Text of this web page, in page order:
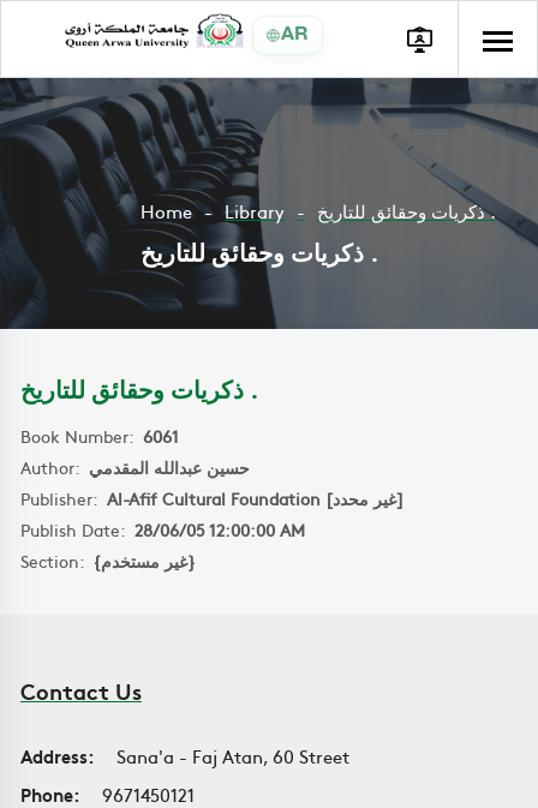
AR
Home Library ذكريات وحقائق للتاريخ .
ذكريات وحقائق للتاريخ .
ذكريات وحقائق للتاريخ .
Book Number: 6061
Author: حسين عبدالله المقدمي
Publisher:
Al-Afif Cultural Foundation [غير محدد]
Publish Date: 28/06/05 12:00:00 AM
Section:
{غير مستخدم}
Contact Us
Address:
Sana'a - Faj Atan, 60 Street
Phone:
9671450121